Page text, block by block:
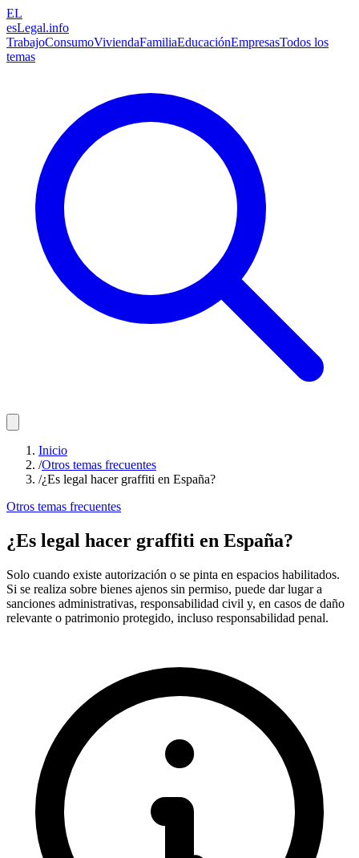
EL
esLegal.info
TrabajoConsumoViviendaFamiliaEducaciónEmpresasTodos los
temas
Inicio
/Otros temas frecuentes
/¿Es legal hacer graffiti en España?
Otros temas frecuentes
¿Es legal hacer graffiti en España?
Solo cuando existe autorización o se pinta en espacios habilitados.
Si se realiza sobre bienes ajenos sin permiso, puede dar lugar a
sanciones administrativas, responsabilidad civil y, en casos de daño
relevante o patrimonio protegido, incluso responsabilidad penal.